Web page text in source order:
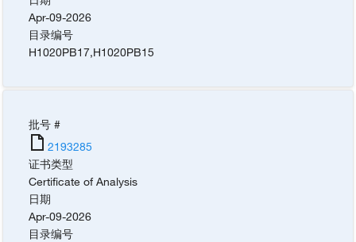
Apr-09-2026
目录编号
H1020PB17,H1020PB15
批号 #
2193285
证书类型
Certificate of Analysis
日期
Apr-09-2026
目录编号